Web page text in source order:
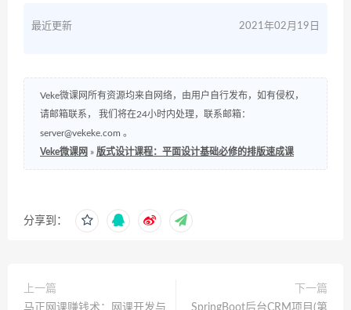
最近更新 2021年02月19日
Veke微课网所有资源均来自网络，由用户自行发布，如有侵权，
请邮箱联系， 我们将在24小时内处理，联系邮箱：
server@vekeke.com 。
Veke微课网 » 版式设计课程：平面设计基础必修的排版速成课
分享到：
上一篇
马正网课赚钱术：网课开发与
下一篇
SpringBoot后台CRM项目(第